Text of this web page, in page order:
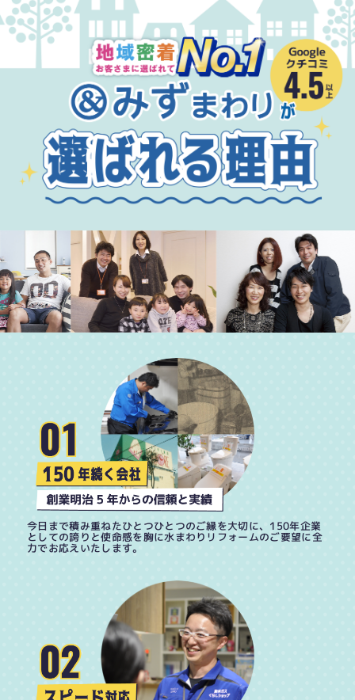
今日まで積み重ねたひとつひとつのご縁を大切に、150年企業
としての誇りと使命感を胸に水まわりリフォームのご要望に全
力でお応えいたします。